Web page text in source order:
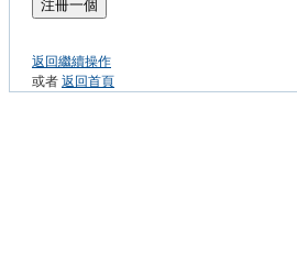
注冊一個
返回繼續操作
或者 返回首頁